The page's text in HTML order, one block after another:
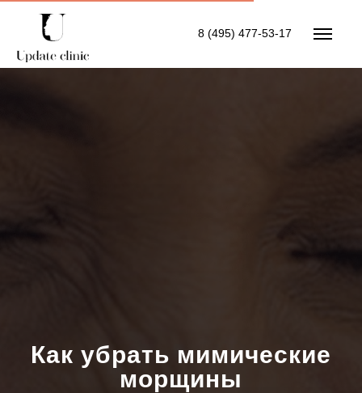
8 (495) 477-53-17
Как убрать мимические
морщины